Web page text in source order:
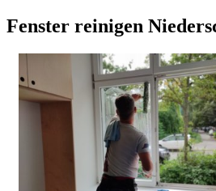
Fenster reinigen